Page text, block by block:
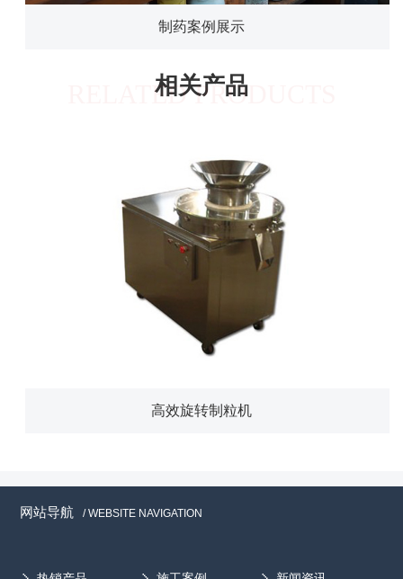
制药案例展示
相关产品
RELATED PRODUCTS
高效旋转制粒机
网站导航 / WEBSITE NAVIGATION